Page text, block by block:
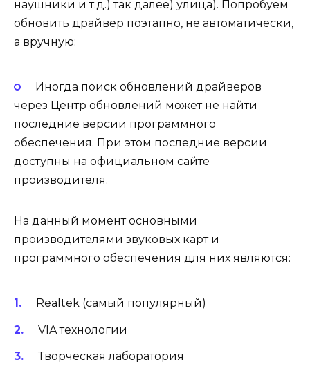
наушники и т.д.) так далее) улица). Попробуем
обновить драйвер поэтапно, не автоматически,
а вручную:
Иногда поиск обновлений драйверов
через Центр обновлений может не найти
последние версии программного
обеспечения. При этом последние версии
доступны на официальном сайте
производителя.
На данный момент основными
производителями звуковых карт и
программного обеспечения для них являются:
Realtek (самый популярный)
VIA технологии
Творческая лаборатория